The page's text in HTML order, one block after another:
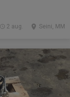
Seini, MM
2 aug.